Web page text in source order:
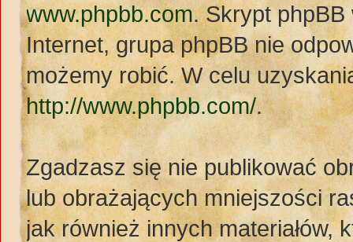
www.phpbb.com. Skrypt
Internet, grupa phpBB nie
możemy robić. W celu
http://www.phpbb.com/.
Zgadzasz się nie publikować
lub obrażających mniejszości
jak również innych materiałów,